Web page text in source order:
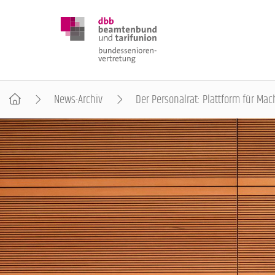
DBB SENIOREN
POSITIONEN
VERANSTALTUNGEN
PUBLIKATIONEN
News-Archiv Der Personalrat: Plattform für